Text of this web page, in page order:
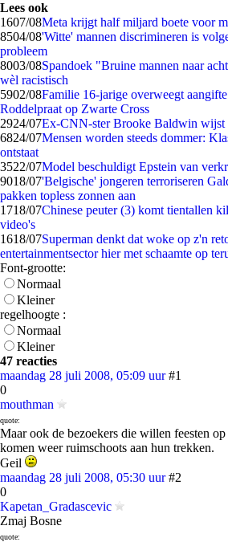
Lees ook
1607/08Meta krijgt half miljard boete voor
8504/08'Witte' mannen discrimineren is
probleem
8003/08Spandoek "Bruine mannen naar
wèl racistisch
5902/08Familie 16-jarige overweegt
Roddelpraat op Zwarte Cross
2924/07Ex-CNN-ster Brooke Baldwin wijst
6824/07Mensen worden steeds dommer:
ontstaat
3522/07Model beschuldigt Epstein van
9018/07'Belgische' jongeren terroriseren
pakken topless zonnen aan
1718/07Chinese peuter (3) komt tientallen
video's
1618/07Superman denkt dat woke op z'n
entertainmentsector hier met schaamte op
Font-grootte:
Normaal
Kleiner
regelhoogte :
Normaal
Kleiner
47 reacties
maandag 28 juli 2008, 05:09 uur #1
0
mouthman
quote:
Maar ook de bezoekers die willen feesten
komen weer ruimschoots aan hun trekken.
Geil
maandag 28 juli 2008, 05:30 uur #2
0
Kapetan_Gradascevic
Zmaj Bosne
quote: